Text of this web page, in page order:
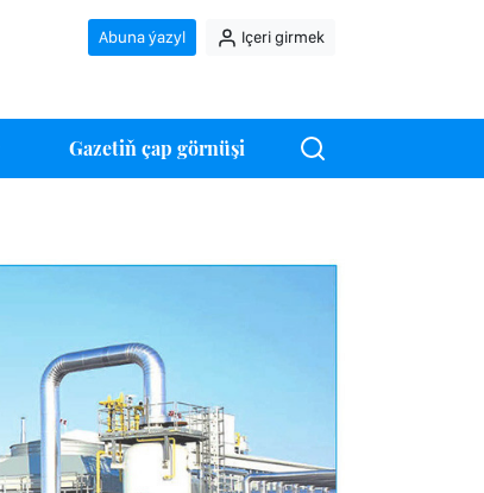
Abuna ýazyl Içeri girmek
Gazetiň çap görnüşi